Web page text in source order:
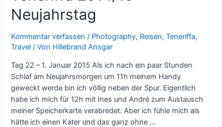
Neujahrstag
Kommentar verfassen / Photography, Reisen,Teneriffa,
Travel / Von Hillebrand Ansgar
Tag 22 – 1. Januar 2015 Als ich nach ein paar Stunden
Schlaf am Neujahrsmorgen um 11h meinem Handy
geweckt werde bin ich völlig neben der Spur. Eigentlich
habe ich mich für 12h mit Ines und André zum Austausch
meiner Speicherkarte verabredet. Aber ich fühle mich als
hätte ich einen Kater und das ganz ohne …